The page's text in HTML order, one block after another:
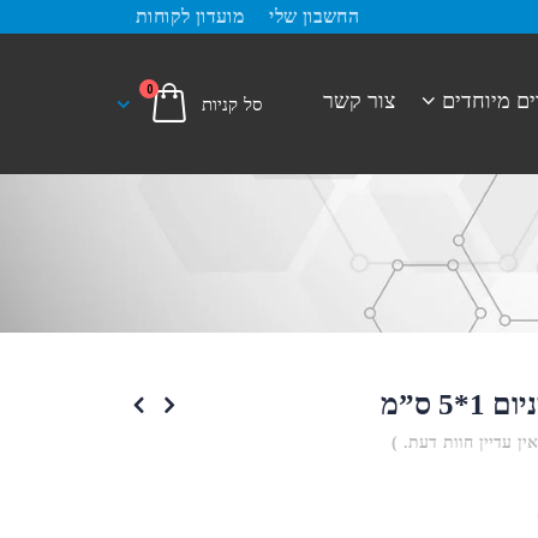
החשבון שלי מועדון לקוחות
מיוחדים צור קשר 0
ס”מ
עדיין חוות דעת. )